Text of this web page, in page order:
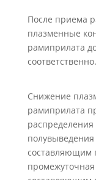
После приема
плазменные
рамиприлата
соответственно.
Снижение
рамиприлата
составляющим